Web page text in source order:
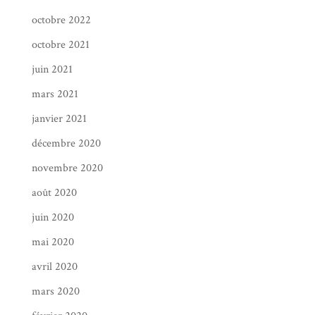
octobre 2022
octobre 2021
juin 2021
mars 2021
janvier 2021
décembre 2020
novembre 2020
août 2020
juin 2020
mai 2020
avril 2020
mars 2020